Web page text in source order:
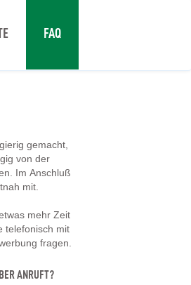
FAQ
gemacht,
von der
Im Anschluß
mit.
mehr Zeit
telefonisch mit
fragen.
ANRUFT?